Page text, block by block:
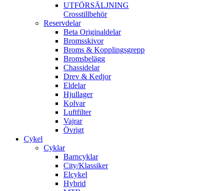
UTFÖRSÄLJNING
Crosstillbehör
Reservdelar
Beta Originaldelar
Bromsskivor
Broms & Kopplingsgrepp
Bromsbelägg
Chassidelar
Drev & Kedjor
Eldelar
Hjullager
Kolvar
Luftfilter
Vajrar
Övrigt
Cykel
Cyklar
Barncyklar
City/Klassiker
Elcykel
Hybrid